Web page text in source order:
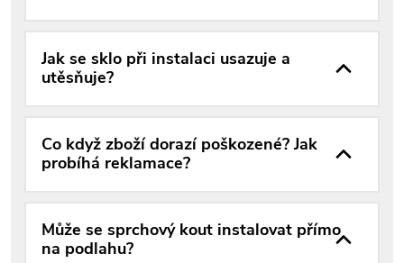
Jak se sklo při instalaci usazuje a
utěsňuje?
Co když zboží dorazí poškozené? Jak
probíhá reklamace?
Může se sprchový kout instalovat přímo
na podlahu?